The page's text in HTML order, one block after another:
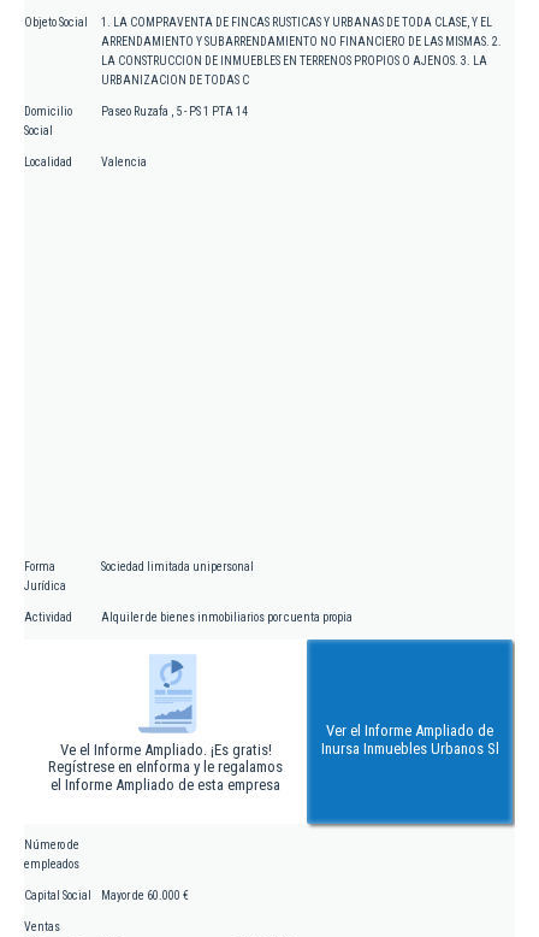
Objeto Social
1. LA COMPRAVENTA DE FINCAS RUSTICAS Y URBANAS DE TODA CLASE, Y EL
ARRENDAMIENTO Y SUBARRENDAMIENTO NO FINANCIERO DE LAS MISMAS. 2.
LA CONSTRUCCION DE INMUEBLES EN TERRENOS PROPIOS O AJENOS. 3. LA
URBANIZACION DE TODAS C
Domicilio
Social
Paseo Ruzafa , 5 - PS 1 PTA 14
Localidad Valencia
Forma
Jurídica
Sociedad limitada unipersonal
Actividad Alquiler de bienes inmobiliarios por cuenta propia
Ve el Informe Ampliado. ¡Es gratis!
Regístrese en eInforma y le regalamos
el Informe Ampliado de esta empresa
Ver el Informe Ampliado de
Inursa Inmuebles Urbanos Sl
Número de
empleados
Capital Social Mayor de 60.000 €
Ventas